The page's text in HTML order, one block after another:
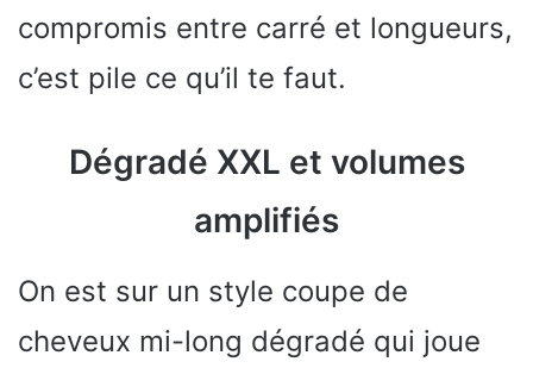
compromis entre carré et longueurs,
c’est pile ce qu’il te faut.
Dégradé XXL et volumes
amplifiés
On est sur un style coupe de
cheveux mi-long dégradé qui joue